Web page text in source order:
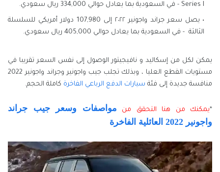
Series I - في السعودية بما يعادل حوالي 334,000 ريال سعودي.
يصل سعر جراند واجونير ٢٠٢٢ إلى 107,980 دولار أمريكي للسلسلة
الثالثة - في السعودية بما يعادل حوالي 405,000 ريال سعودي.
يمكن لكل من إسكاليد و نافيجيتور الوصول إلى نفس السعر تقريبا في
مستويات القطع العليا ، وبذلك تجلب جيب واجونير وجراند واجونير 2022
منافسة جديدة إلى فئة سيارات الدفع الرباعي الفاخرة كاملة الحجم.
*يمكنك من هنا التحقق من مواصفات وسعر جيب جراند
واجونير 2022 العائلية الفاخرة